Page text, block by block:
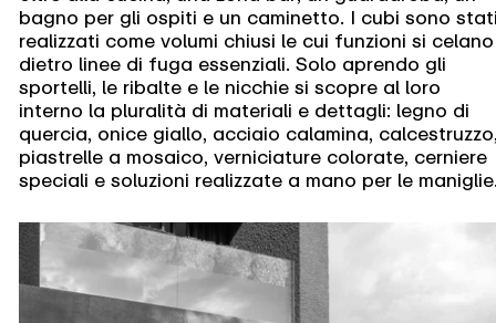
bagno per gli ospiti e un caminetto. I cubi sono
realizzati come volumi chiusi le cui funzioni si celano
dietro linee di fuga essenziali. Solo aprendo gli
sportelli, le ribalte e le nicchie si scopre al loro
interno la pluralità di materiali e dettagli: legno di
quercia, onice giallo, acciaio calamina,
piastrelle a mosaico, verniciature colorate, cerniere
speciali e soluzioni realizzate a mano per le